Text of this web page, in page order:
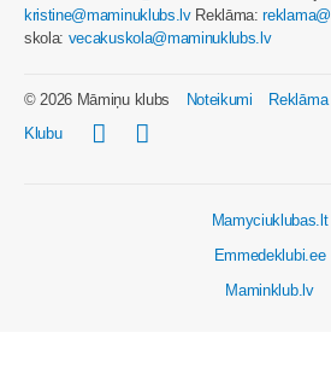
kristine@maminuklubs.lvReklāma:
skola: vecakuskola@maminuklubs.lv
© 2026 Māmiņu klubs Noteikumi
Klubu
Mamyciuklubas.lt
Emmedeklubi.ee
Maminklub.lv